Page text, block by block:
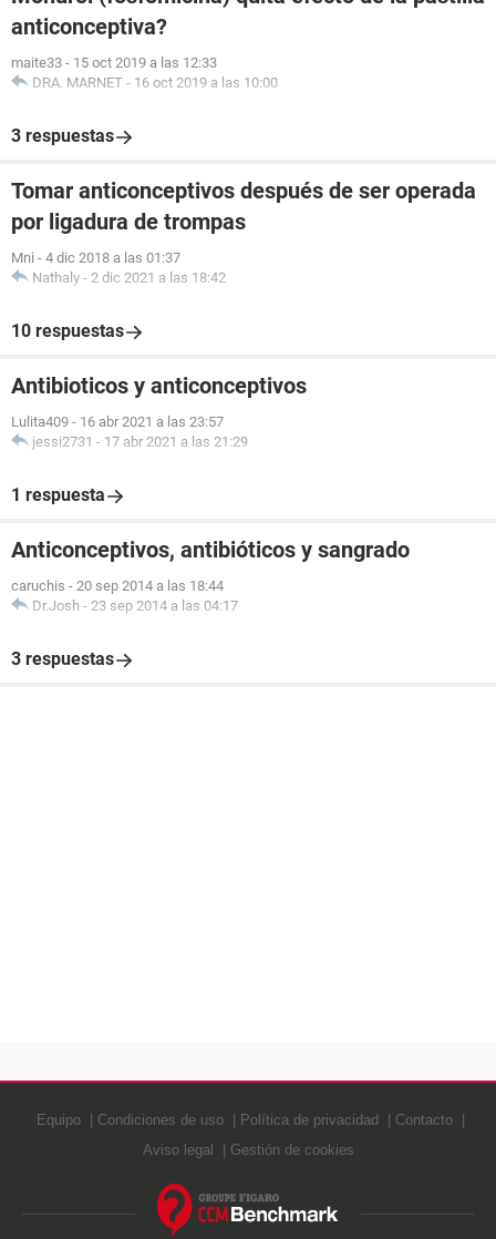
anticonceptiva?
maite33 - 15 oct 2019 a las 12:33
DRA. MARNET - 16 oct 2019 a las 10:00
3 respuestas
Tomar anticonceptivos después de ser operada
por ligadura de trompas
Mni - 4 dic 2018 a las 01:37
Nathaly - 2 dic 2021 a las 18:42
10 respuestas
Antibioticos y anticonceptivos
Lulita409 - 16 abr 2021 a las 23:57
jessi2731 - 17 abr 2021 a las 21:29
1 respuesta
Anticonceptivos, antibióticos y sangrado
caruchis - 20 sep 2014 a las 18:44
Dr.Josh - 23 sep 2014 a las 04:17
3 respuestas
Equipo Condiciones de uso Política de privacidad
Contacto
Aviso legal
Gestión de cookies